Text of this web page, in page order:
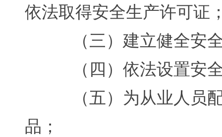
依法取得安全生产许可证
（三）建立健全安全
（四）依法设置安全
（五）为从业人员配
品；